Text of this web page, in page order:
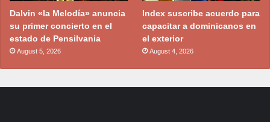
Dalvin «la Melodía» anuncia
su primer concierto en el
estado de Pensilvania
August 5, 2026
Index suscribe acuerdo para
capacitar a dominicanos en
el exterior
August 4, 2026